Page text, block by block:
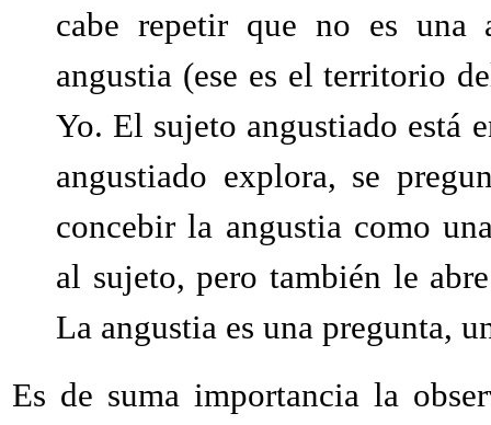
cabe repetir que no es una
angustia (ese es el territorio
Yo. El sujeto angustiado está
angustiado explora, se
concebir la angustia como
al sujeto, pero también le
La angustia es una pregunta,
Es de suma importancia la